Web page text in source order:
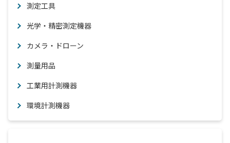
測定工具
光学・精密測定機器
カメラ・ドローン
測量用品
工業用計測機器
環境計測機器